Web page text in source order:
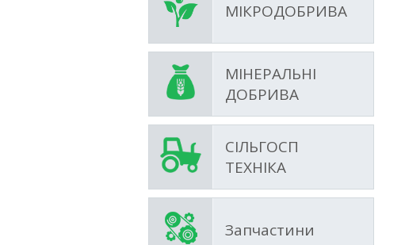
МІКРОДОБРИВА
МІНЕРАЛЬНІ
ДОБРИВА
СІЛЬГОСП
ТЕХНІКА
Запчастини